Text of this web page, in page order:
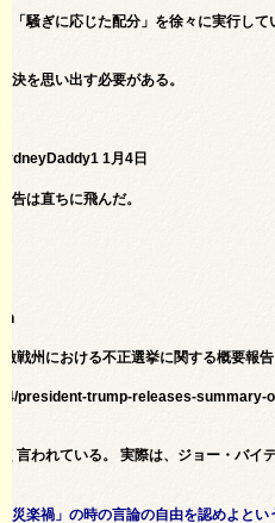
「騒ぎに応じた配分」を徐々に実行して
決を思い出す必要がある。
1月4日
告は直ちに飛んだ。
戦州における不正選挙に関する概要報告
president-trump-releases-summary-
言われている。 実際は、ジョー・バイ
災楽禍」の時の言論の自由を認めよと